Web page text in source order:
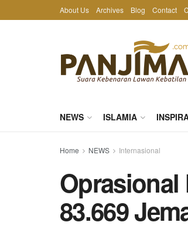
About Us Archives Blog Contact
NEWS ISLAMIA
Home NEWS Internasional
Oprasional
83.669